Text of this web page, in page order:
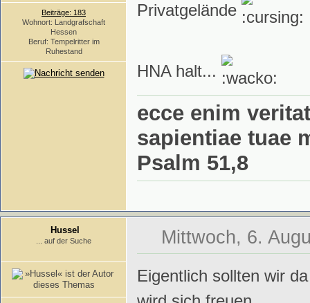
Beiträge: 183
Wohnort: Landgrafschaft
Hessen
Beruf: Tempelritter im
Ruhestand
Privatgelände
HNA halt...
ecce enim
sapientiae tuae
Psalm 51,8
Hussel
... auf der Suche Mittwoch, 6.
Eigentlich sollten wir